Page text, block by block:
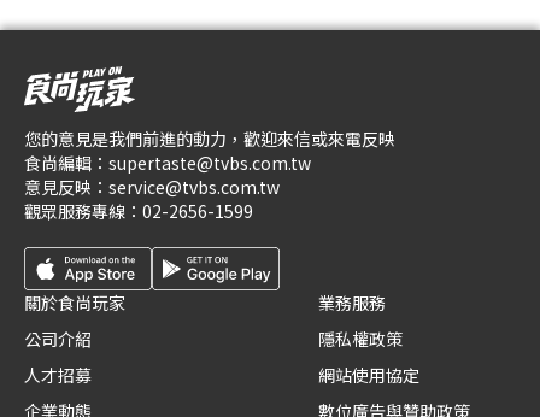
您的意見是我們前進的動力，歡迎來信或來電反映
食尚編輯： supertaste@tvbs.com.tw
意見反映： service@tvbs.com.tw
觀眾服務專線： 02-2656-1599
關於食尚玩家
公司介紹
人才招募
企業動態
業務服務
隱私權政策
網站使用協定
數位廣告與贊助政策